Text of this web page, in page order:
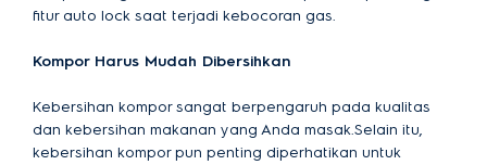
fitur auto lock saat terjadi kebocoran gas.
Kompor Harus Mudah Dibersihkan
Kebersihan kompor sangat berpengaruh pada kualitas
dan kebersihan makanan yang Anda masak.Selain itu,
kebersihan kompor pun penting diperhatikan untuk